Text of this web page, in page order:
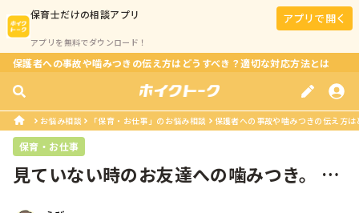
保育士だけの相談アプリ
アプリを無料でダウンロード！
アプリで開く
保護者への事故や噛みつきの伝え方はどうすべき？適切な対応方法とは
お悩み相談 「保育・お仕事」のお悩み相談 保護者への事故や噛みつきの伝え方
保育・お仕事
見ていない時のお友達への噛みつき。 保